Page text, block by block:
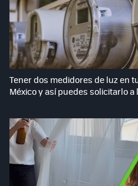
Tener dos medidores de luz en
México y así puedes solicitarlo a